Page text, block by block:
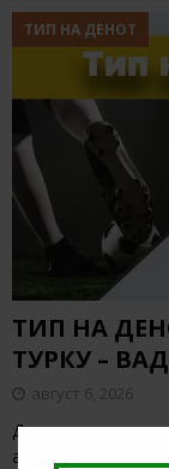
ТИП НА ДЕНОТ
ТИП НА
ТУРКУ –
август 6, 2026
Денес има
анализираме